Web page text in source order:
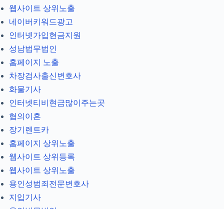
웹사이트 상위노출
네이버키워드광고
인터넷가입현금지원
성남법무법인
홈페이지 노출
차장검사출신변호사
화물기사
인터넷티비현금많이주는곳
협의이혼
장기렌트카
홈페이지 상위노출
웹사이트 상위등록
웹사이트 상위노출
용인성범죄전문변호사
지입기사